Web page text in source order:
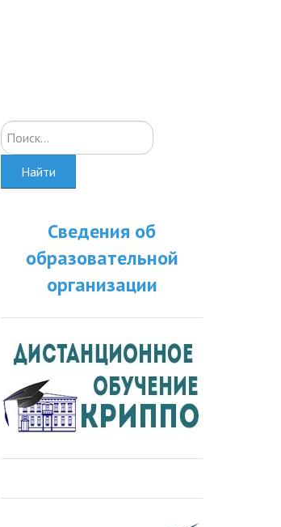
Искать...
Найти
Сведения об
образовательной
организации